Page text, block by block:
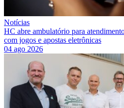
Notícias
HC abre ambulatório para
com jogos e apostas eletrônicas
04 ago 2026